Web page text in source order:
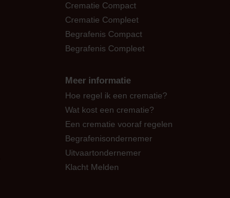
Crematie Compact
Crematie Compleet
Begrafenis Compact
Begrafenis Compleet
Meer informatie
Hoe regel ik een crematie?
Wat kost een crematie?
Een crematie vooraf regelen
Begrafenisondernemer
Uitvaartondernemer
Klacht Melden